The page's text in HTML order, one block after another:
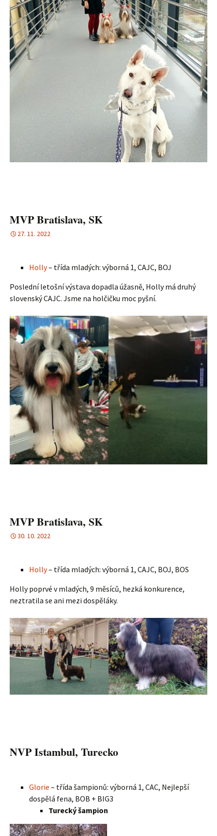
MVP Bratislava, SK
27. 11. 2022
Holly– třída mladých: výborná 1, CAJC, BOJ
Poslední letošní výstava dopadla úžasně, Holly má druhý
slovenský CAJC. Jsme na holčičku moc pyšní.
MVP Bratislava, SK
30. 10. 2022
Holly– třída mladých: výborná 1, CAJC, BOJ, BOS
Holly poprvé v mladých, 9 měsíců, hezká konkurence,
neztratila se ani mezi dospěláky.
NVP Istambul, Turecko
Glorie – třída šampionů: výborná 1, CAC, Nejlepší
dospělá fena, BOB + BIG3
Turecký šampion